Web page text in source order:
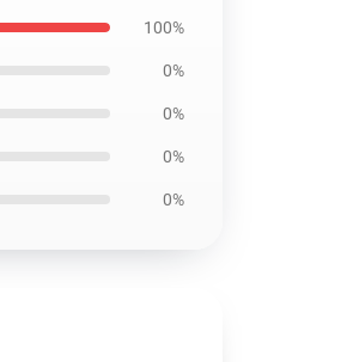
100%
0%
0%
0%
0%